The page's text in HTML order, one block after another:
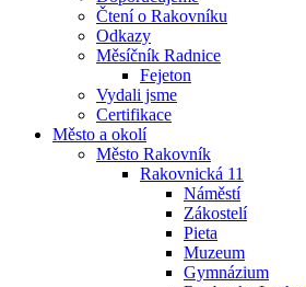
Čtení o Rakovníku
Odkazy
Měsíčník Radnice
Fejeton
Vydali jsme
Certifikace
Město a okolí
Město Rakovník
Rakovnická 11
Náměstí
Zákostelí
Pieta
Muzeum
Gymnázium